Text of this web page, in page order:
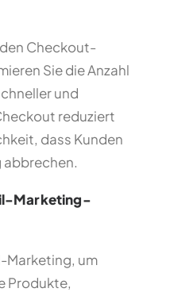
Checkout-
Sie die Anzahl
und
reduziert
dass Kunden
Marketing-
Marketing, um
Produkte,